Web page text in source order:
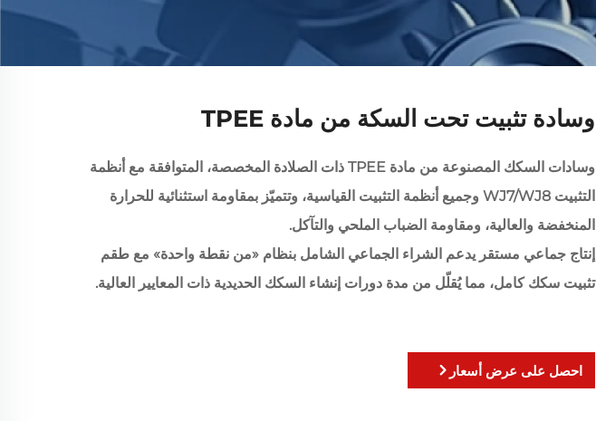
وسادة تثبيت تحت السكة من مادة TPEE
وسادات السكك المصنوعة من مادة TPEE ذات الصلادة المخصصة، المتوافقة مع أنظمة
التثبيت WJ7/WJ8 وجميع أنظمة التثبيت القياسية، وتتميّز بمقاومة استثنائية للحرارة
المنخفضة والعالية، ومقاومة الضباب الملحي والتآكل.
إنتاج جماعي مستقر يدعم الشراء الجماعي الشامل بنظام «من نقطة واحدة» مع طقم
تثبيت سكك كامل، مما يُقلّل من مدة دورات إنشاء السكك الحديدية ذات المعايير العالية.
احصل على عرض أسعار